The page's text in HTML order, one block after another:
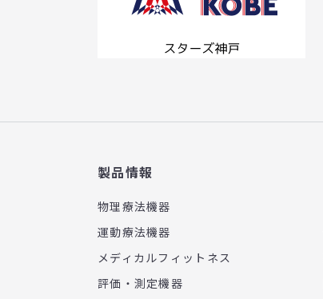
製品情報
物理療法機器
運動療法機器
メディカルフィットネス
評価・測定機器